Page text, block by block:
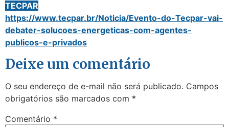
TECPAR
https://www.tecpar.br/Noticia/Evento-do-Tecpar-vai-
debater-solucoes-energeticas-com-agentes-
publicos-e-privados
Deixe um comentário
O seu endereço de e-mail não será publicado. Campos
obrigatórios são marcados com *
Comentário *